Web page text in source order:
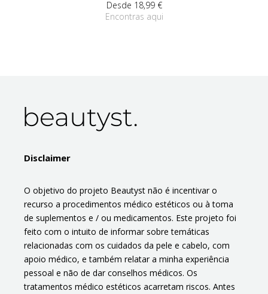
Desde 18,99 €
Encontras aqui
Disclaimer
O objetivo do projeto Beautyst não é incentivar o
recurso a procedimentos médico estéticos ou à toma
de suplementos e / ou medicamentos. Este projeto foi
feito com o intuito de informar sobre temáticas
relacionadas com os cuidados da pele e cabelo, com
apoio médico, e também relatar a minha experiência
pessoal e não de dar conselhos médicos. Os
tratamentos médico estéticos acarretam riscos. Antes